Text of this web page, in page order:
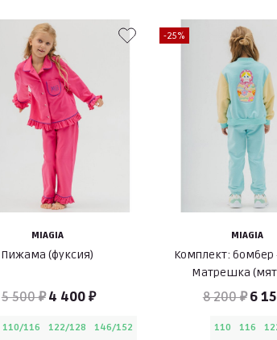
MIAGIA
Пижама (фуксия)
5 500 ₽ 4 400 ₽
110/116 122/128 146/152
-25%
MIAGIA
Комплект: бомбер
Матрешка
8 200 ₽ 6
110 116